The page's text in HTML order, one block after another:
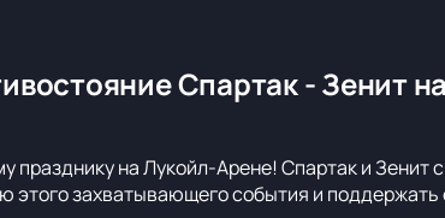
Спартак - Зенит
празднику на Лукойл-Арене! Спартак и Зенит
этого захватывающего события и